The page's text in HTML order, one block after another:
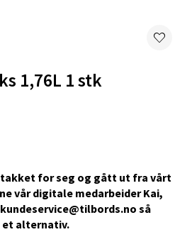
1,76L 1 stk
for seg og gått ut fra vårt
vår digitale medarbeider Kai,
så
et alternativ.
Sandnes - Kilden
Stavanger